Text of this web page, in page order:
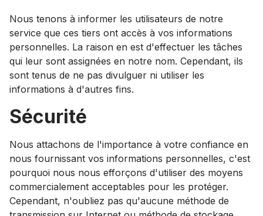
Nous tenons à informer les utilisateurs de notre
service que ces tiers ont accès à vos informations
personnelles. La raison en est d'effectuer les tâches
qui leur sont assignées en notre nom. Cependant, ils
sont tenus de ne pas divulguer ni utiliser les
informations à d'autres fins.
Sécurité
Nous attachons de l'importance à votre confiance en
nous fournissant vos informations personnelles, c'est
pourquoi nous nous efforçons d'utiliser des moyens
commercialement acceptables pour les protéger.
Cependant, n'oubliez pas qu'aucune méthode de